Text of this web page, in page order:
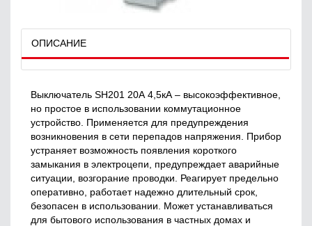
ОПИСАНИЕ
Выключатель SH201 20А 4,5кА – высокоэффективное,
но простое в использовании коммутационное
устройство. Применяется для предупреждения
возникновения в сети перепадов напряжения. Прибор
устраняет возможность появления короткого
замыкания в электроцепи, предупреждает аварийные
ситуации, возгорание проводки. Реагирует предельно
оперативно, работает надежно длительный срок,
безопасен в использовании. Может устанавливаться
для бытового использования в частных домах и